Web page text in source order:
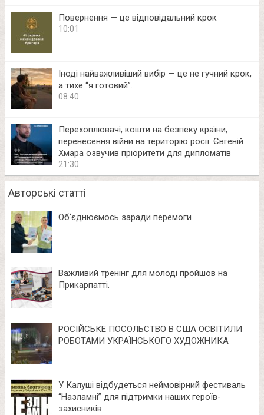
Повернення — це відповідальний крок
10:01
Іноді найважливіший вибір — це не гучний крок,
а тихе “я готовий”.
08:40
Перехоплювачі, кошти на безпеку країни,
перенесення війни на територію росії: Євгеній
Хмара озвучив пріоритети для дипломатів
21:30
Авторські статті
Об‘єднюємось заради перемоги
Важливий тренінг для молоді пройшов на
Прикарпатті.
РОСІЙСЬКЕ ПОСОЛЬСТВО В США ОСВІТИЛИ
РОБОТАМИ УКРАЇНСЬКОГО ХУДОЖНИКА
У Калуші відбудеться неймовірний фестиваль
“Назламні” для підтримки наших героїв-
захисників